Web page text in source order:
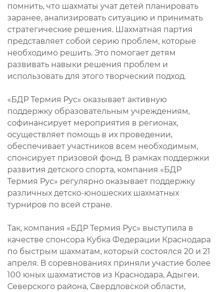
помнить, что шахматы учат детей планировать
заранее, анализировать ситуацию и принимать
стратегические решения. Шахматная партия
представляет собой серию проблем, которые
необходимо решить. Это помогает детям
развивать навыки решения проблем и
использовать для этого творческий подход.
«БДР Термия Рус» оказывает активную
поддержку образовательным учреждениям,
софинансирует мероприятия в регионах,
осуществляет помощь в их проведении,
обеспечивает участников всем необходимым,
спонсирует призовой фонд. В рамках поддержки
развития детского спорта, компания «БДР
Термия Рус» регулярно оказывает поддержку
различных детско-юношеских шахматных
турниров по всей стране.
Так, компания «БДР Термия Рус» выступила в
качестве спонсора Кубка Федерации Краснодара
по быстрым шахматам, который состоялся 20 и 21
апреля. В соревнованиях приняли участие более
100 юных шахматистов из Краснодара, Адыгеи,
Северского района, Свердловской области,